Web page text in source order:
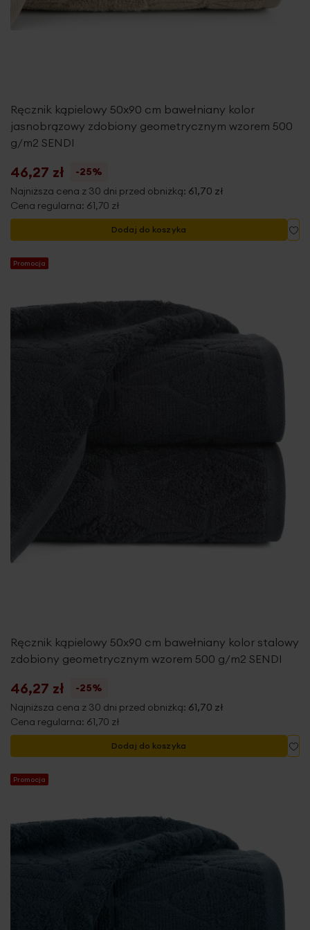
Ręcznik kąpielowy 50x90 cm bawełniany kolor
jasnobrązowy zdobiony geometrycznym wzorem 500
g/m2 SENDI
46,27 zł
-25%
Najniższa cena z 30 dni przed obniżką: 61,70 zł
Cena regularna: 61,70 zł
Dodaj do koszyka
Promocja
Ręcznik kąpielowy 50x90 cm bawełniany kolor stalowy
zdobiony geometrycznym wzorem 500 g/m2 SENDI
46,27 zł
-25%
Najniższa cena z 30 dni przed obniżką: 61,70 zł
Cena regularna: 61,70 zł
Dodaj do koszyka
Promocja